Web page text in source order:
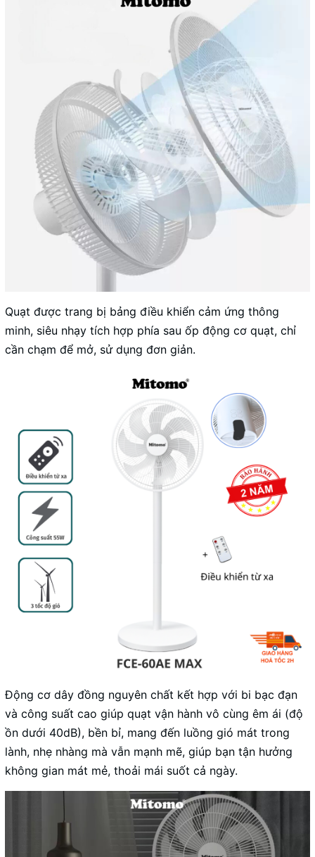
Quạt được trang bị bảng điều khiển cảm ứng thông
minh, siêu nhạy tích hợp phía sau ốp động cơ quạt, chỉ
cần chạm để mở, sử dụng đơn giản.
Động cơ dây đồng nguyên chất kết hợp với bi bạc đạn
và công suất cao giúp quạt vận hành vô cùng êm ái (độ
ồn dưới 40dB), bền bỉ, mang đến luồng gió mát trong
lành, nhẹ nhàng mà vẫn mạnh mẽ, giúp bạn tận hưởng
không gian mát mẻ, thoải mái suốt cả ngày.